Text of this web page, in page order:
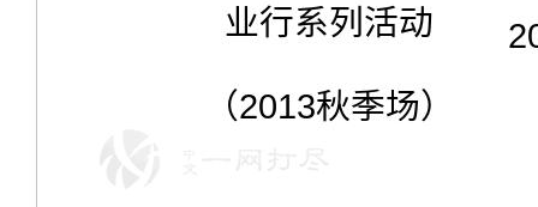
业行系列活动
（2013秋季场）